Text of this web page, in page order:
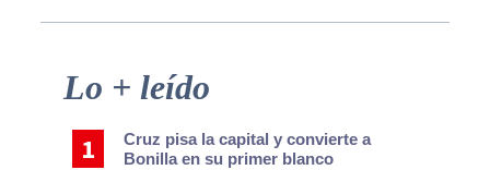
Primary
Lo + leído
Cruz pisa la capital y convierte a
Bonilla en su primer blanco